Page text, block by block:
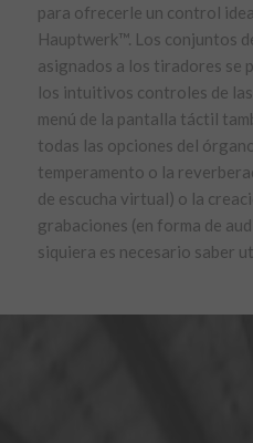
para ofrecerle un control
Hauptwerk™. Los conjuntos
asignados a los tiradores se
los intuitivos controles de
menú de la pantalla táctil
todas las opciones del
temperamento o la
de escucha virtual) o la
grabaciones (en forma de
siquiera es necesario saber